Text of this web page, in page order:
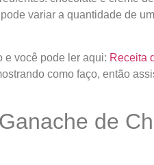
variar a quantidade de
e você pode ler aqui: Receita
como faço, então
de